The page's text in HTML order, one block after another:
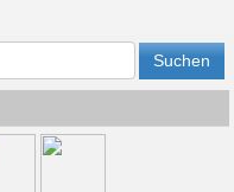
Jahr